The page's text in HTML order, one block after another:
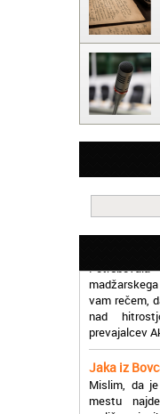
Matjaž iz
Lahko
Oxford, ker
učinkoviti.
vam rečem,
nad
prevajalcev
Jaka iz
Mislim, da
mestu
različne